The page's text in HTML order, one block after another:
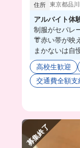
住所 東京都品
アルバイト体
制服がセパレ
👘赤い帯が映
まかないは自
ん家で出てく
高！🤤和装で
が推しポイン
高校生歓迎
交通費全額支
募集終了